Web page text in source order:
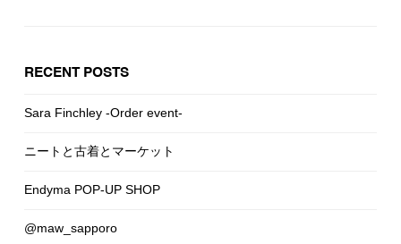
RECENT POSTS
Sara Finchley -Order event-
ニートと古着とマーケット
Endyma POP-UP SHOP
@maw_sapporo